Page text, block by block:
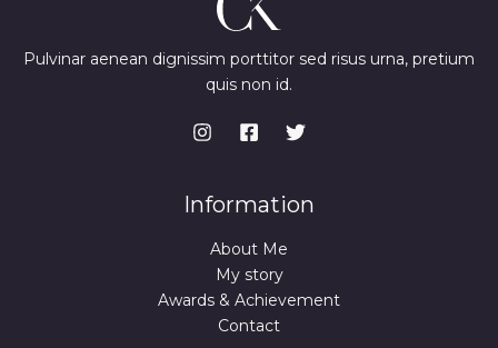
Pulvinar aenean dignissim porttitor sed risus urna, pretium
quis non id.
Information
About Me
My story
Awards & Achievement
Contact